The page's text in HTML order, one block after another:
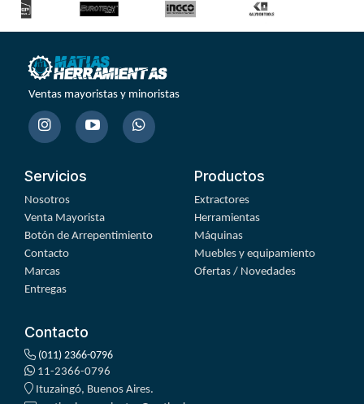
Ventas mayoristas y minoristas
Servicios
Nosotros
Venta Mayorista
Botón de Arrepentimiento
Contacto
Marcas
Entregas
Productos
Extractores
Herramientas
Máquinas
Muebles y equipamiento
Ofertas / Novedades
Contacto
(011) 2366-0796
11-2366-0796
Ituzaingó, Buenos Aires.